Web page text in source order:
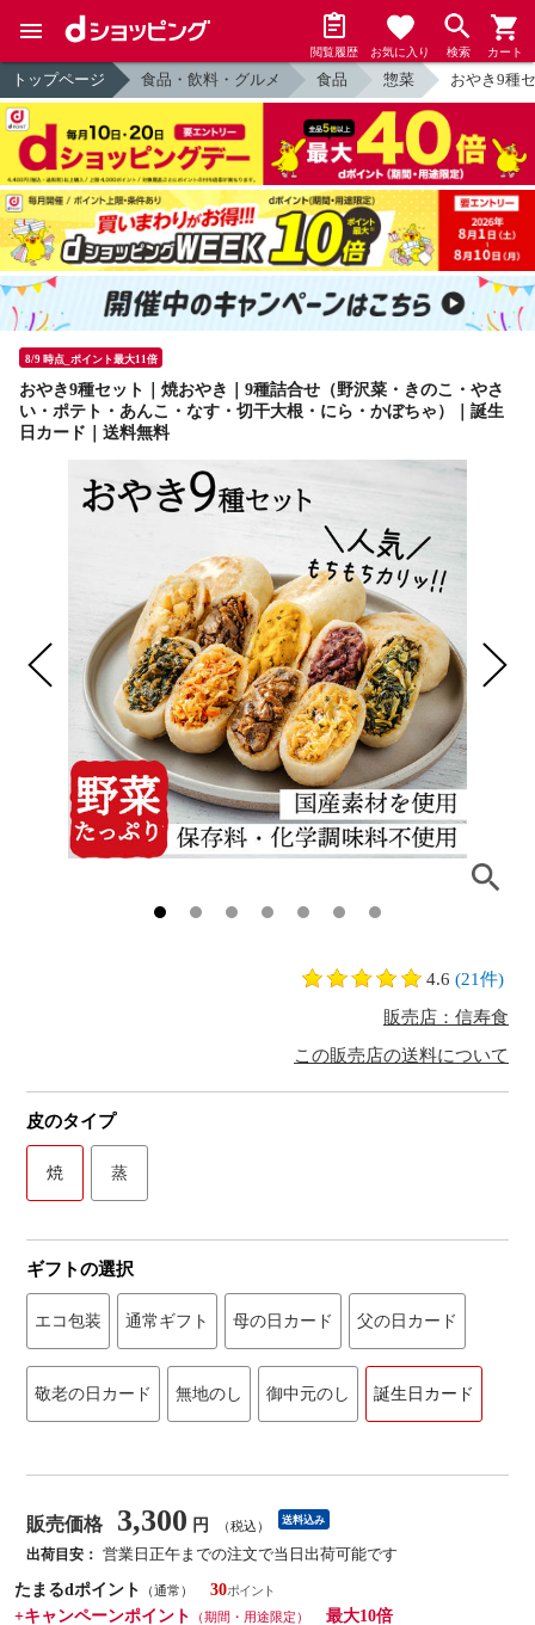
閲覧履歴 お気に入り 検索 カート
トップページ 食品・飲料・グルメ 食品 惣菜 おやき9種
8/9 時点_ポイント最大11倍
おやき9種セット｜焼おやき｜9種詰合せ（野沢菜・きのこ・やさ
い・ポテト・あんこ・なす・切干大根・にら・かぼちゃ）｜誕生
日カード｜送料無料
4.6 (21件)
販売店：信寿食
この販売店の送料について
皮のタイプ
焼 蒸
ギフトの選択
エコ包装 通常ギフト 母の日カード 父の日カード
敬老の日カード 無地のし 御中元のし 誕生日カード
販売価格 3,300 円 （税込） 送料込み
出荷目安： 営業日正午までの注文で当日出荷可能です
たまるdポイント
（通常）
30
+キャンペーンポイント
（期間・用途限定）
最大10倍